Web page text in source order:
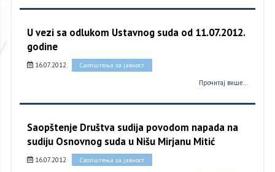
U vezi sa odlukom Ustavnog suda od 11.07.2012.
godine
16.07.2012 Саопштења за јавност
Прочитај више...
Saopštenje Društva sudija povodom napada na
sudiju Osnovnog suda u Nišu Mirjanu Mitić
16.07.2012 Саопштења за јавност